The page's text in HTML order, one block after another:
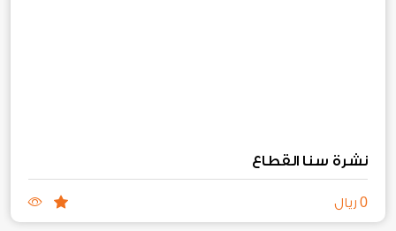
نشرة سنا القطاع
0 ريال